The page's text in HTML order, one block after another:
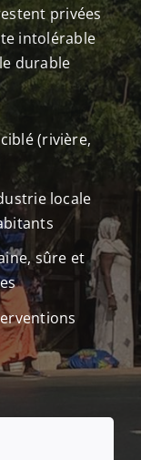
privées
intolérable
durable
(rivière,
locale
sûre et